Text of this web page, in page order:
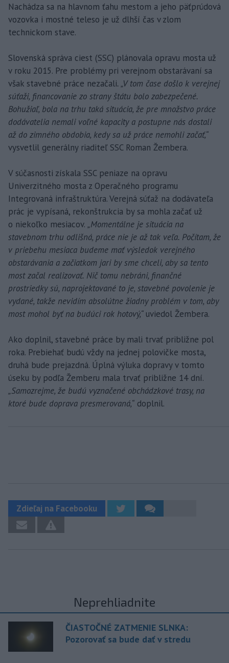
Nachádza sa na hlavnom ťahu mestom a jeho päťprúdová
vozovka i mostné teleso je už dlhší čas v zlom
technickom stave.
Slovenská správa ciest (SSC) plánovala opravu mosta už
v roku 2015. Pre problémy pri verejnom obstarávaní sa
však stavebné práce nezačali. „V tom čase došlo k verejnej
súťaži, financovanie zo strany štátu bolo zabezpečené.
Bohužiaľ, bola na trhu taká situácia, že pre množstvo práce
dodávatelia nemali voľné kapacity a postupne nás dostali
až do zimného obdobia, kedy sa už práce nemohli začať,“
vysvetlil generálny riaditeľ SSC Roman Žembera.
V súčasnosti získala SSC peniaze na opravu
Univerzitného mosta z Operačného programu
Integrovaná infraštruktúra. Verejná súťaž na dodávateľa
prác je vypísaná, rekonštrukcia by sa mohla začať už
o niekoľko mesiacov. „Momentálne je situácia na
stavebnom trhu odlišná, práce nie je až tak veľa. Počítam, že
v priebehu mesiaca budeme mať výsledok verejného
obstarávania a začiatkom jari by sme chceli, aby sa tento
most začal realizovať. Nič tomu nebráni, finančné
prostriedky sú, naprojektované to je, stavebné povolenie je
vydané, takže nevidím absolútne žiadny problém v tom, aby
most mohol byť na budúci rok hotový,“ uviedol Žembera.
Ako doplnil, stavebné práce by mali trvať približne pol
roka. Prebiehať budú vždy na jednej polovičke mosta,
druhá bude prejazdná. Úplná výluka dopravy v tomto
úseku by podľa Žemberu mala trvať približne 14 dní.
„Samozrejme, že budú vyznačené obchádzkové trasy, na
ktoré bude doprava presmerovaná,“ doplnil.
Zdieľaj na Facebooku
Neprehliadnite
ČIASTOČNÉ ZATMENIE SLNKA:
Pozorovať sa bude dať v stredu